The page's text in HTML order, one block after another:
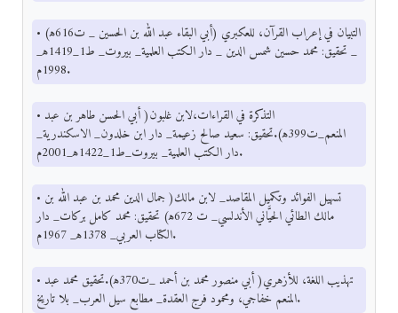
• التبيان في إعراب القرآن، للعكبري (أبي البقاء عبد الله بن الحسين _ ت616ﻫ)
_ تحقيق: محمد حسين شمس الدين _ دار الكتب العلمية_ بيروت_ ط1_1419ﻫ_
1998م.
• التذكرة في القراءات،لابن غلبون( أبي الحسن طاهر بن عبد
المنعم_ت399ﻫ).تحقيق: سعيد صالح زعيمة_ دار ابن خلدون_ الاسكندرية_
دار الكتب العلمية_ بيروت_ط1_1422ﻫ_2001م.
• تسهيل الفوائد وتكميل المقاصد_ لابن مالك( جمال الدين محمد بن عبد الله بن
مالك الطائي الحيَّاني الأندلسي_ ت 672ﻫ) تحقيق: محمد كامل بركات_ دار
الكتاب العربي_ 1378ﻫ_ 1967م.
• تهذيب اللغة، للأزهري( أبي منصور محمد بن أحمد _ت370ﻫ).تحقيق محمد عبد
المنعم خفاجي، ومحمود فرج العقدة_ مطابع سيل العرب_ بلا تاريخ.